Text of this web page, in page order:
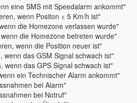
eine SMS mit Speedalarm ankommt"
wenn Positon < 5 Km/h ist"
die Homezone verlassen wurde"
die Homezone betreten wurde"
wenn die Position neuer ist"
wenn das GSM Signal schwach ist"
wenn das GPS Signal schwach ist"
ein Technischer Alarm ankommt"
bei Alarm"
bei Notruf"